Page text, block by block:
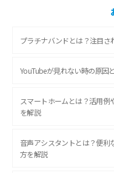
プラチナバンドとは？注目
YouTubeが見れない時の原因
スマートホームとは？活用
を解説
音声アシスタントとは？便利
方を解説